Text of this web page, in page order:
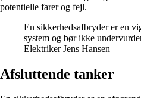
potentielle farer og fejl.
En sikkerhedsafbryder er en
system og bør ikke
Elektriker Jens Hansen
Afsluttende tanker